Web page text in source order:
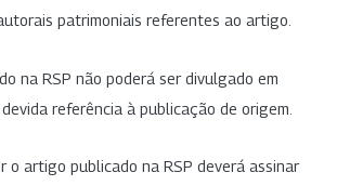
patrimoniais referentes ao artigo.
na RSP não poderá ser divulgado em
referência à publicação de origem.
o artigo publicado na RSP deverá assinar